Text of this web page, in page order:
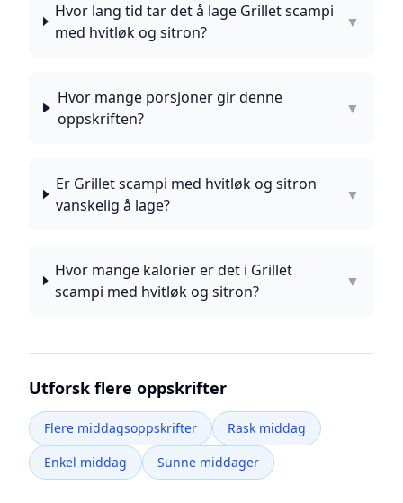
Hvor lang tid tar det å lage Grillet scampi
med hvitløk og sitron?
▼
Hvor mange porsjoner gir denne
oppskriften?
▼
Er Grillet scampi med hvitløk og sitron
vanskelig å lage?
▼
Hvor mange kalorier er det i Grillet
scampi med hvitløk og sitron?
▼
Utforsk flere oppskrifter
Flere middagsoppskrifter
Rask middag
Enkel middag
Sunne middager